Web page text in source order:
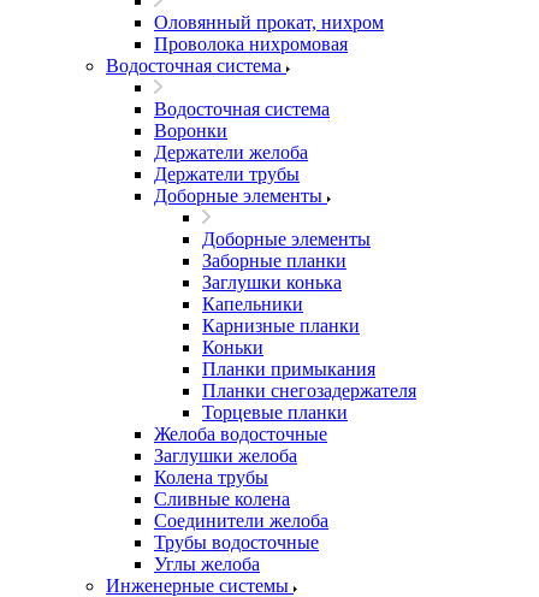
Оловянный прокат, нихром
Проволока нихромовая
Водосточная система
Водосточная система
Воронки
Держатели желоба
Держатели трубы
Доборные элементы
Доборные элементы
Заборные планки
Заглушки конька
Капельники
Карнизные планки
Коньки
Планки примыкания
Планки снегозадержателя
Торцевые планки
Желоба водосточные
Заглушки желоба
Колена трубы
Сливные колена
Соединители желоба
Трубы водосточные
Углы желоба
Инженерные системы